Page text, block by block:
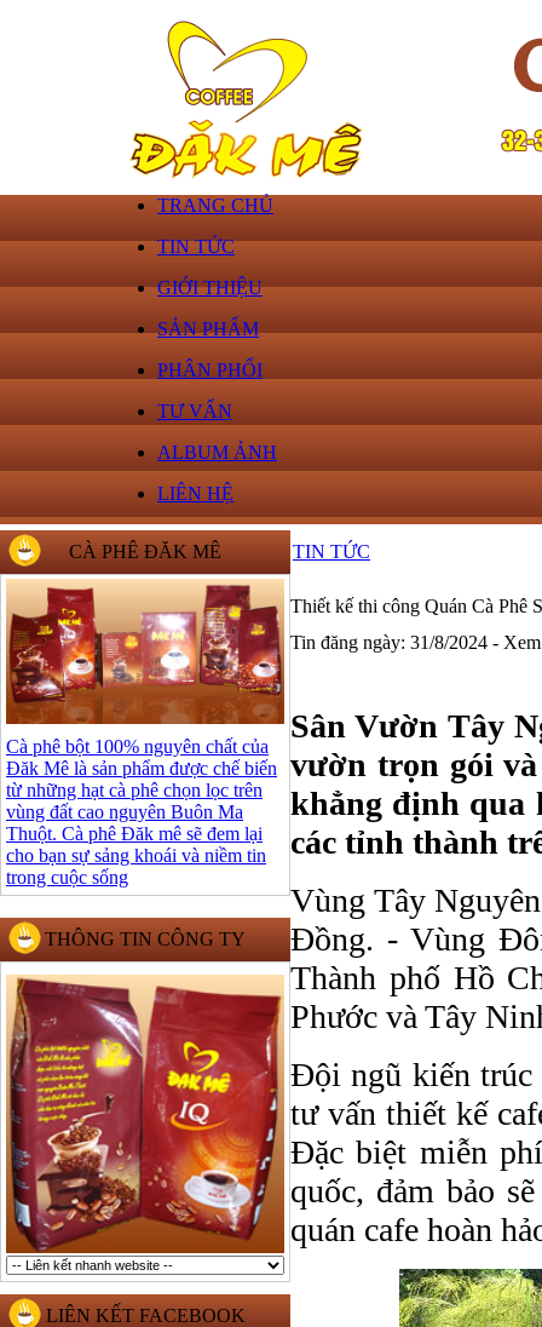
TRANG CHỦ
TIN TỨC
GIỚI THIỆU
SẢN PHẨM
PHÂN PHỐI
TƯ VẤN
ALBUM ẢNH
LIÊN HỆ
CÀ PHÊ ĐĂK MÊ
Cà phê bột 100% nguyên chất của
Đăk Mê là sản phẩm được chế biến
từ những hạt cà phê chọn lọc trên
vùng đất cao nguyên Buôn Ma
Thuột. Cà phê Đăk mê sẽ đem lại
cho bạn sự sảng khoái và niềm tin
trong cuộc sống
THÔNG TIN CÔNG TY
LIÊN KẾT FACEBOOK
TIN TỨC
Thiết kế thi công Quán Cà
Tin đăng ngày: 31/8/2024 -
Sân Vườn Tây
vườn trọn gói
khẳng định qua
các tỉnh thành
Vùng Tây
Đồng. - Vùng
Thành phố Hồ
Phước và Tây
Đội ngũ kiến trúc
tư vấn thiết kế
Đặc biệt miễn
quốc, đảm bảo
quán cafe hoàn